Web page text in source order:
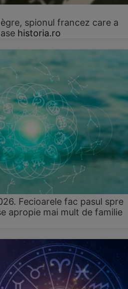
spionul francez care a
historia.ro
Fecioarele fac pasul spre
apropie mai mult de familie